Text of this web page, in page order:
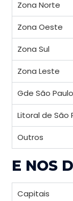
Zona Norte
Zona Oeste
Zona Sul
Zona Leste
Gde São Paulo
Litoral de São
Outros
E NOS
Capitais